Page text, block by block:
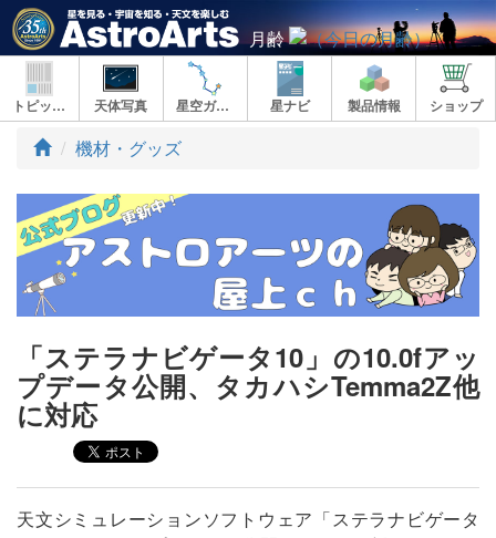
月齢
トピックス 天体写真 星空ガイド 星ナビ 製品情報 ショップ
ト
プ
機材・グッズ
「ステラナビゲータ10」の10.0fアッ
プデータ公開、タカハシTemma2Z他
に対応
天文シミュレーションソフトウェア「ステラナビゲータ